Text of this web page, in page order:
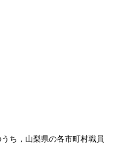
ち，山梨県の各市町村職員